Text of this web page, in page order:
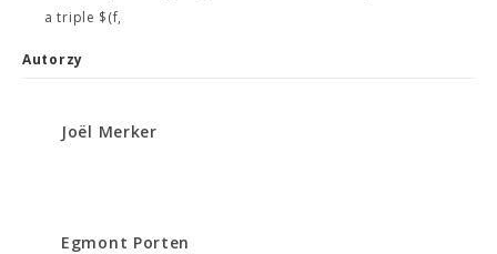
a triple $(f,
Autorzy
Joël Merker
Egmont Porten